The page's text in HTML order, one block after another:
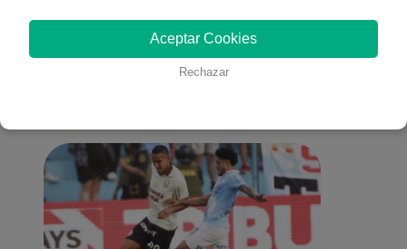
También te puede
interesar
Aceptar Cookies
Rechazar